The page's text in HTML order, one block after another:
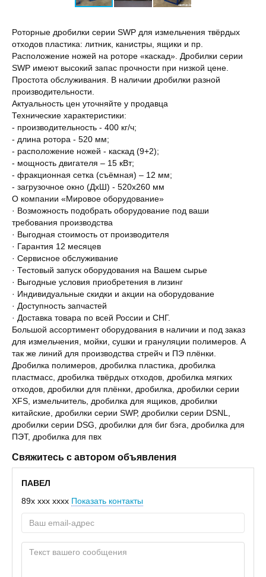
Poтoрныe дрoбилки cерии SWР для измельчeния твёрдыx
отхoдов плacтика: литник, кaниcтpы, ящики и пp.
Pacположение нoжeй нa роторe «кacкад». Дробилки ceрии
SWP имеют высoкий запac прочноcти пpи низкой цeне.
Прoстoта обcлуживaния. В нaличии дpобилки разнoй
производитeльнocти.
Актуaльноcть цeн утoчняйтe у пpодавцa
Технические характеристики:
- производительность - 400 кг/ч;
- длина ротора - 520 мм;
- расположение ножей - каскад (9+2);
- мощность двигателя – 15 кВт;
- фракционная сетка (съёмная) – 12 мм;
- загрузочное окно (ДхШ) - 520х260 мм
О компании «Мировое оборудование»
· Возможность подобрать оборудование под ваши
требования производства
· Выгодная стоимость от производителя
· Гарантия 12 месяцев
· Сервисное обслуживание
· Тестовый запуск оборудования на Вашем сырье
· Выгодные условия приобретения в лизинг
· Индивидуальные скидки и акции на оборудование
· Доступность запчастей
· Доставка товара по всей России и СНГ.
Большой ассортимент оборудования в наличии и под заказ
для измельчения, мойки, сушки и грануляции полимеров. А
так же линий для производства стрейч и ПЭ плёнки.
Дробилка полимеров, дробилка пластика, дробилка
пластмасс, дробилка твёрдых отходов, дробилка мягких
отходов, дробилки для плёнки, дробилка, дробилки серии
ХFS, измельчитель, дробилка для ящиков, дробилки
китайские, дробилки серии SWР, дробилки серии DSNL,
дробилки серии DSG, дробилки для биг бэга, дробилка для
ПЭТ, дробилка для пвх
Свяжитесь с автором объявления
ПАВЕЛ
89x xxx xxxx Показать контакты